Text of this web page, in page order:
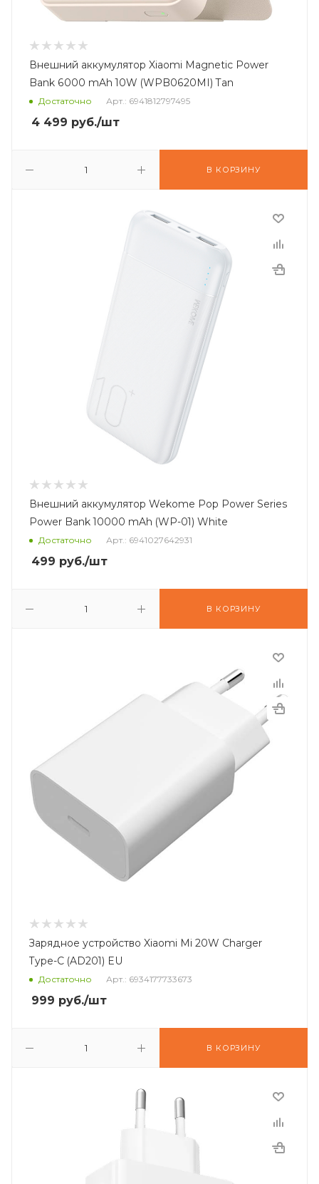
Внешний аккумулятор Xiaomi Magnetic Power
Bank 6000 mAh 10W (WPB0620MI) Tan
Достаточно Арт.: 6941812797495
4 499 руб./шт
В КОРЗИНУ
Внешний аккумулятор Wekome Pop Power Series
Power Bank 10000 mAh (WP-01) White
Достаточно Арт.: 6941027642931
499 руб./шт
В КОРЗИНУ
Зарядное устройство Xiaomi Mi 20W Сharger
Type-C (AD201) EU
Достаточно Арт.: 6934177733673
999 руб./шт
В КОРЗИНУ